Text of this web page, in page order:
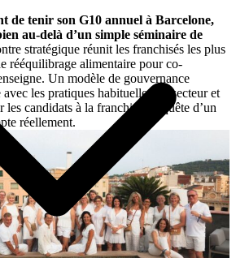
de tenir son G10 annuel à Barcelone,
au-delà d’un simple séminaire de
stratégique réunit les franchisés les plus
rééquilibrage alimentaire pour co-
Un modèle de gouvernance
les pratiques habituelles du secteur et
candidats à la franchise en quête d’un
réellement.